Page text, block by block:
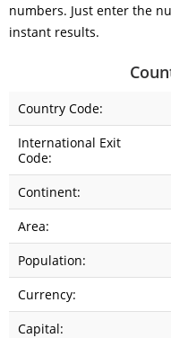
numbers. Just enter the
instant results.
Country Code:
International Exit
Code:
Continent:
Area:
Population:
Currency:
Capital: